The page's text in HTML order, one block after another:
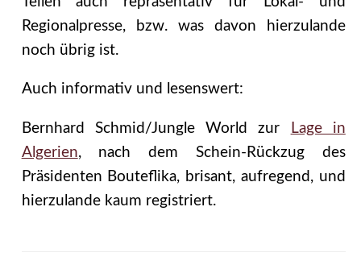
Regionalpresse, bzw. was davon hierzulande
noch übrig ist.
Auch informativ und lesenswert:
Bernhard Schmid/Jungle World zur
Lage in
Algerien, nach dem Schein-Rückzug des
Präsidenten Bouteflika, brisant, aufregend, und
hierzulande kaum registriert.